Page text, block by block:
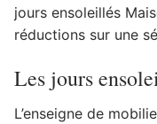
jours ensoleillés
réductions sur une
Les jours
L’enseigne de